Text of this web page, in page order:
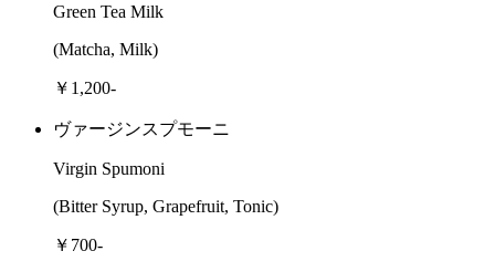
Green Tea Milk
(Matcha, Milk)
￥1,200-
ヴァージンスプモーニ
Virgin Spumoni
(Bitter Syrup, Grapefruit, Tonic)
￥700-